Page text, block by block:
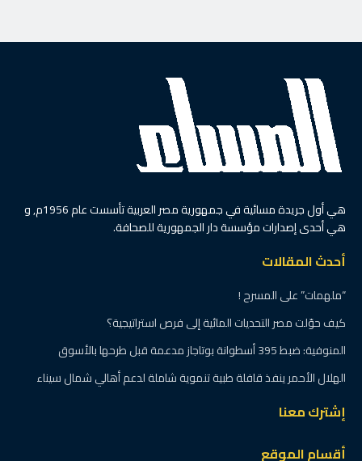
الرئيسية إتصالات
ختام فعالية “تعزيز أمن
وخصوصية البيانات في عصر
الذكاء الاصطناعي”